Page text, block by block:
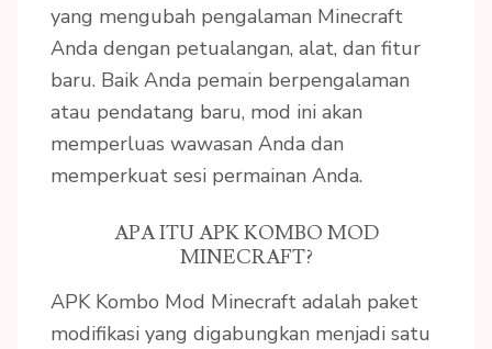
yang mengubah pengalaman Minecraft
Anda dengan petualangan, alat, dan fitur
baru. Baik Anda pemain berpengalaman
atau pendatang baru, mod ini akan
memperluas wawasan Anda dan
memperkuat sesi permainan Anda.
APA ITU APK KOMBO MOD
MINECRAFT?
APK Kombo Mod Minecraft adalah paket
modifikasi yang digabungkan menjadi satu